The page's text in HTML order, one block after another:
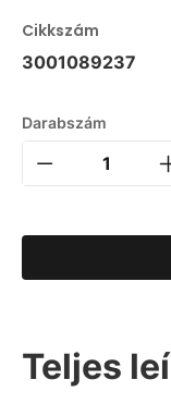
Cikkszám
3001089237
Darabszám
Teljes